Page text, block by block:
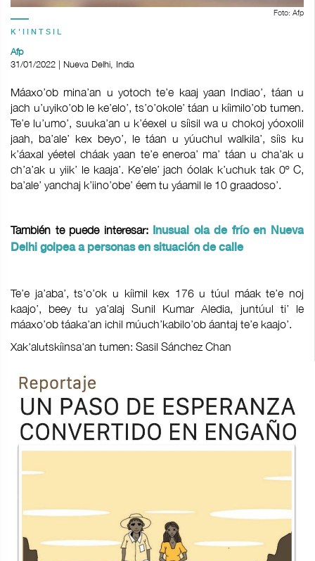
Foto: Afp
K'IINTSIL
Afp
31/01/2022 | Nueva Delhi, India
Máaxo’ob mina’an u yotoch te’e kaaj yaan Indiao’, táan u
jach u’uyiko’ob le ke’elo’, ts’o’okole’ táan u kíimilo’ob tumen.
Te’e lu’umo’, suuka’an u k’éexel u síisil wa u chokoj yóoxolil
jaah, ba’ale’ kex beyo’, le táan u yúuchul walkila’, síis ku
k’áaxal yéetel cháak yaan te’e eneroa’ ma’ táan u cha’ak u
ch’a’ak u yiik’ le kaaja’. Ke’ele’ jach óolak k’uchuk tak 0º C,
ba’ale’ yanchaj k’iino’obe’ éem tu yáamil le 10 graadoso’.
También te puede interesar:
Inusual ola de frío en Nueva
Delhi golpea a personas en situación de calle
Te’e ja’aba’, ts’o’ok u kíimil kex 176 u túul máak te’e noj
kaajo’, beey tu ya’alaj Sunil Kumar Aledia, juntúul ti’ le
máaxo’ob táaka’an ichil múuch’kabilo’ob áantaj te’e kaajo’.
Xak'alutskíinsa'an tumen: Sasil Sánchez Chan